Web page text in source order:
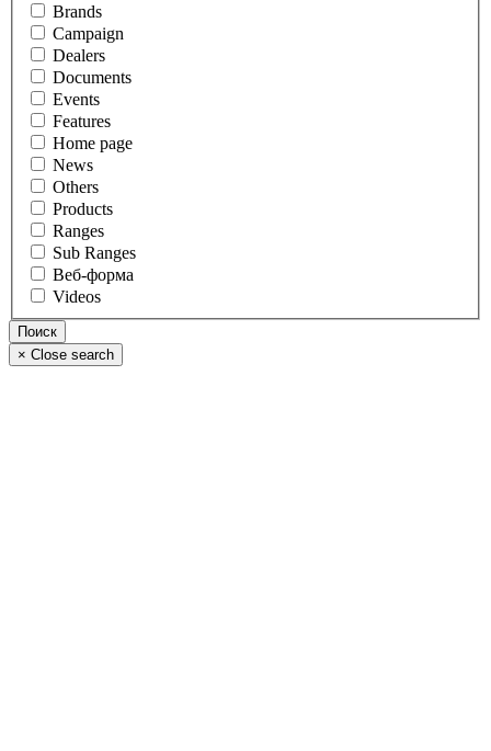
Brands
Campaign
Dealers
Documents
Events
Features
Home page
News
Others
Products
Ranges
Sub Ranges
Веб-форма
Videos
× Close search